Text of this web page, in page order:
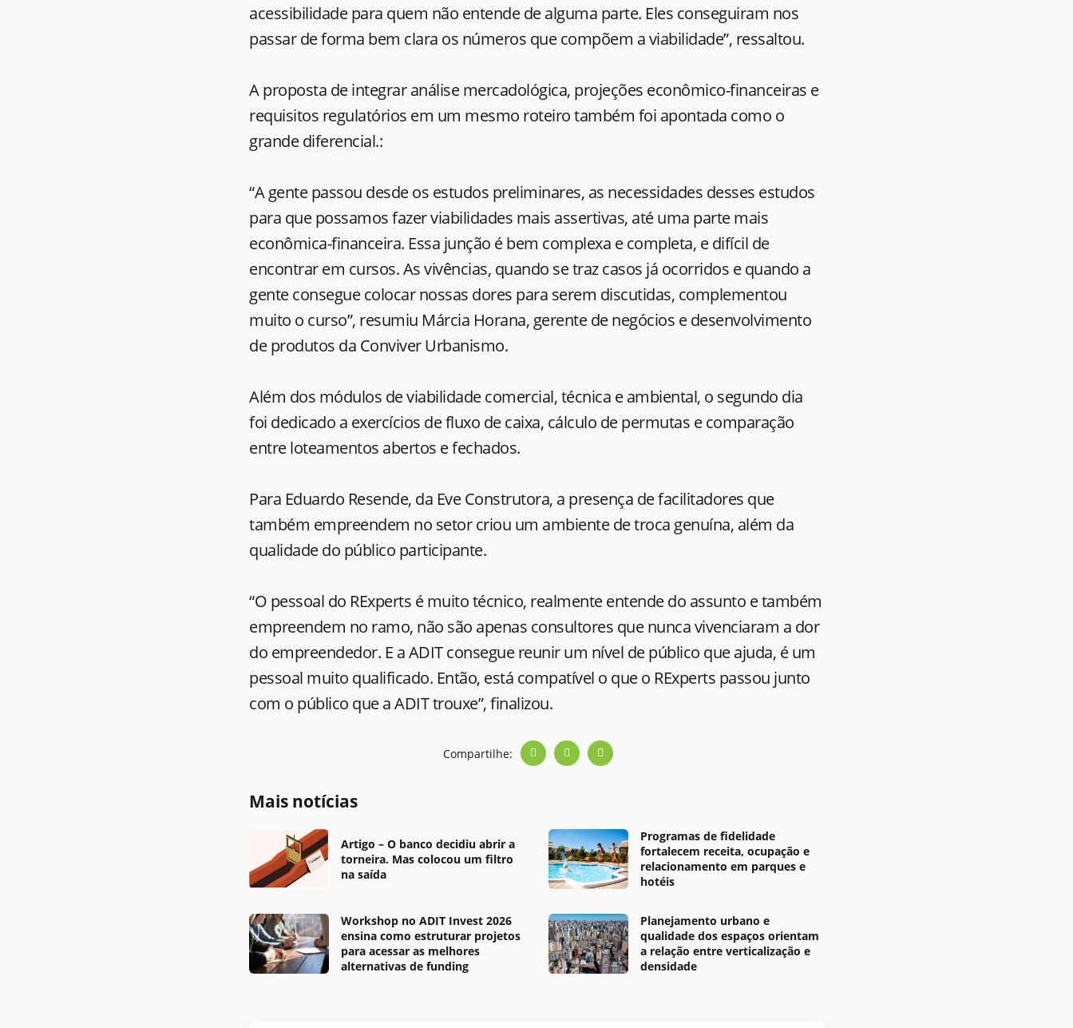
acessibilidade para quem não entende de alguma parte. Eles conseguiram nos
passar de forma bem clara os números que compõem a viabilidade”, ressaltou.
A proposta de integrar análise mercadológica, projeções econômico-financeiras e
requisitos regulatórios em um mesmo roteiro também foi apontada como o
grande diferencial.:
“A gente passou desde os estudos preliminares, as necessidades desses estudos
para que possamos fazer viabilidades mais assertivas, até uma parte mais
econômica-financeira. Essa junção é bem complexa e completa, e difícil de
encontrar em cursos. As vivências, quando se traz casos já ocorridos e quando a
gente consegue colocar nossas dores para serem discutidas, complementou
muito o curso”, resumiu Márcia Horana, gerente de negócios e desenvolvimento
de produtos da Conviver Urbanismo.
Além dos módulos de viabilidade comercial, técnica e ambiental, o segundo dia
foi dedicado a exercícios de fluxo de caixa, cálculo de permutas e comparação
entre loteamentos abertos e fechados.
Para Eduardo Resende, da Eve Construtora, a presença de facilitadores que
também empreendem no setor criou um ambiente de troca genuína, além da
qualidade do público participante.
“O pessoal do RExperts é muito técnico, realmente entende do assunto e também
empreendem no ramo, não são apenas consultores que nunca vivenciaram a dor
do empreendedor. E a ADIT consegue reunir um nível de público que ajuda, é um
pessoal muito qualificado. Então, está compatível o que o RExperts passou junto
com o público que a ADIT trouxe”, finalizou.
Compartilhe:
Mais notícias
Artigo – O banco decidiu abrir a
torneira. Mas colocou um filtro
na saída
Programas de fidelidade
fortalecem receita, ocupação e
relacionamento em parques e
hotéis
Workshop no ADIT Invest 2026
ensina como estruturar projetos
para acessar as melhores
alternativas de funding
Planejamento urbano e
qualidade dos espaços orientam
a relação entre verticalização e
densidade